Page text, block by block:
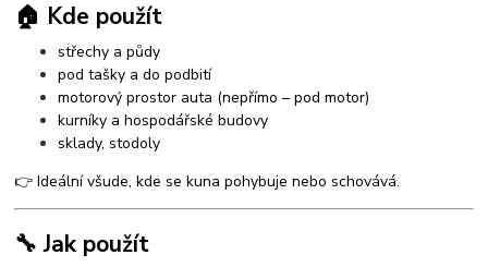
🏠 Kde použít
střechy a půdy
pod tašky a do podbití
motorový prostor auta (nepřímo – pod motor)
kurníky a hospodářské budovy
sklady, stodoly
👉 Ideální všude, kde se kuna pohybuje nebo schovává.
🔧 Jak použít